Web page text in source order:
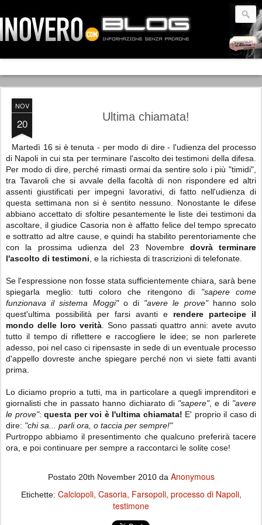
NOV
20 Ultima chiamata!
Martedì 16 si è tenuta - per modo di dire - l'udienza del processo
di Napoli in cui sta per terminare l'ascolto dei testimoni della difesa.
Per modo di dire, perché rimasti ormai da sentire solo i più "timidi",
tra Tavaroli che si avvale della facoltà di non rispondere ed altri
assenti giustificati per impegni lavorativi, di fatto nell'udienza di
questa settimana non si è sentito nessuno. Nonostante le difese
abbiano accettato di sfoltire pesantemente le liste dei testimoni da
ascoltare, il giudice Casoria non è affatto felice del tempo sprecato
e sottratto ad altre cause, e quindi ha stabilito perentoriamente che
con la prossima udienza del 23 Novembredovrà terminare
l'ascolto di testimoni , e la richiesta di trascrizioni di telefonate.
Se l'espressione non fosse stata sufficientemente chiara, sarà bene
spiegarla meglio: tutti coloro che ritengono di "sapere come
funzionava il sistema Moggi"o di "avere le prove"hanno solo
quest'ultima possibilità per farsi avanti e rendere partecipe il
mondo delle loro verità . Sono passati quattro anni: avete avuto
tutto il tempo di riflettere e raccogliere le idee; se non parlerete
adesso, poi nel caso ci ripensaste in sede di un eventuale processo
d'appello dovreste anche spiegare perché non vi siete fatti avanti
prima.
Lo diciamo proprio a tutti, ma in particolare a quegli imprenditori e
giornalisti che in passato hanno dichiarato di "sapere", e di "avere
le prove": questa per voi è l'ultima chiamata! E' proprio il caso di
dire: "chi sa... parli ora, o taccia per sempre!"
Purtroppo abbiamo il presentimento che qualcuno preferirà tacere
ora, e poi continuare per sempre a raccontarci le solite cose!
Postato 20th November 2010da Anonymous
Etichette: Calciopoli Casoria Farsopoli processo di Napoli
testimone